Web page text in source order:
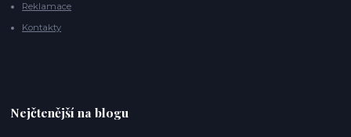
Reklamace
Kontakty
Nejčtenější na blogu